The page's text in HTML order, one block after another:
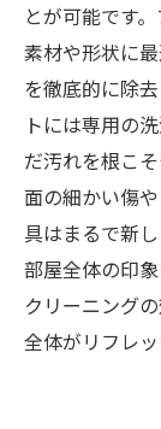
とが可能です
素材や形状に
を徹底的に除
トには専用の
だ汚れを根こ
面の細かい傷
具はまるで新
部屋全体の印
クリーニング
全体がリフレ